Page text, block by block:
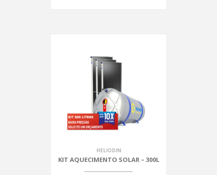
HELIODIN
KIT AQUECIMENTO SOLAR – 300L